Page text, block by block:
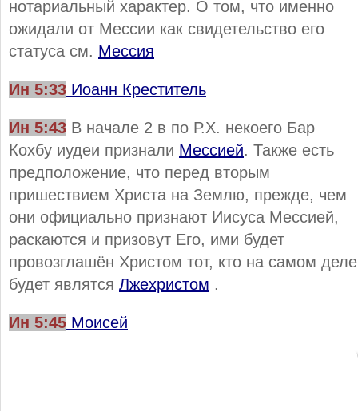
нотариальный характер. О том, что именно
ожидали от Мессии как свидетельство его
статуса см. Мессия
Ин 5:33 Иоанн Креститель
Ин 5:43 В начале 2 в по Р.Х. некоего Бар
Кохбу иудеи признали Мессией. Также есть
предположение, что перед вторым
пришествием Христа на Землю, прежде, чем
они официально признают Иисуса Мессией,
раскаются и призовут Его, ими будет
провозглашён Христом тот, кто на самом деле
будет являтся Лжехристом .
Ин 5:45 Моисей